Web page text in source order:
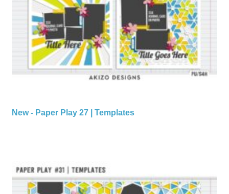
New - Paper Play 27 | Templates